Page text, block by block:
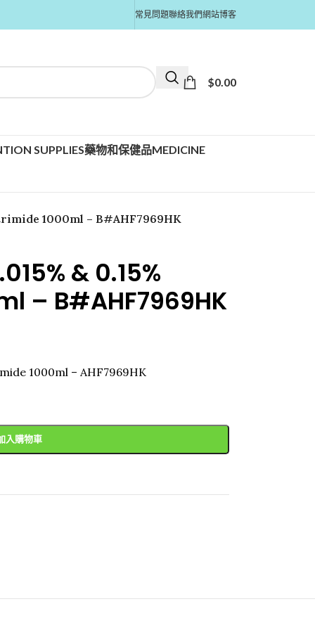
常見問題聯絡我們網站博客
$0.00
SUPPLIES藥物和保健品MEDICINE
1000ml – B#AHF7969HK
& 0.15%
– B#AHF7969HK
1000ml – AHF7969HK
入購物車